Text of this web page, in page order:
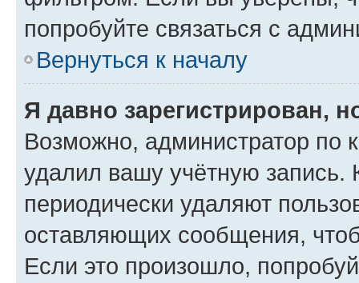
попробуйте связаться с
Вернуться к началу
Я давно зарегистрирован,
Возможно, администратор по
удалил вашу учётную запись.
периодически удаляют
оставляющих сообщения,
Если это произошло,